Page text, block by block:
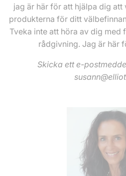
jag är här för att hjälpa dig att
produkterna för ditt
Tveka inte att höra av dig
rådgivning. Jag är här
Skicka ett e-